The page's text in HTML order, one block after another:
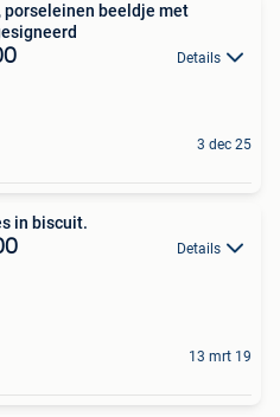
porseleinen beeldje met
Details
3 dec 25
in biscuit.
Details
13 mrt 19